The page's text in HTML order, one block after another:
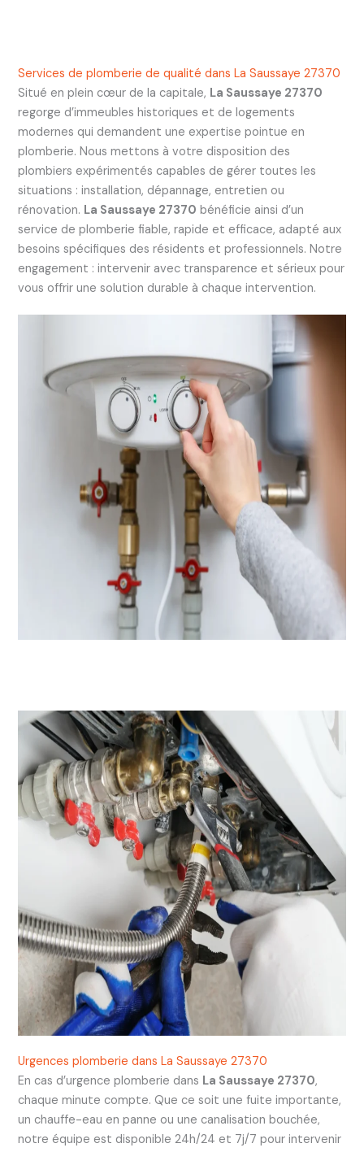
Services de plomberie de qualité dans La Saussaye 27370
Situé en plein cœur de la capitale, La Saussaye 27370
regorge d’immeubles historiques et de logements
modernes qui demandent une expertise pointue en
plomberie. Nous mettons à votre disposition des
plombiers expérimentés capables de gérer toutes les
situations : installation, dépannage, entretien ou
rénovation. La Saussaye 27370 bénéficie ainsi d’un
service de plomberie fiable, rapide et efficace, adapté aux
besoins spécifiques des résidents et professionnels. Notre
engagement : intervenir avec transparence et sérieux pour
vous offrir une solution durable à chaque intervention.
Urgences plomberie dans La Saussaye 27370
En cas d’urgence plomberie dans La Saussaye 27370,
chaque minute compte. Que ce soit une fuite importante,
un chauffe-eau en panne ou une canalisation bouchée,
notre équipe est disponible 24h/24 et 7j/7 pour intervenir